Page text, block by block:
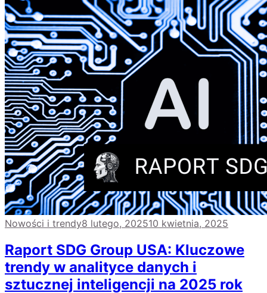
Nowości i trendy8 lutego, 202510 kwietnia, 2025
Raport SDG Group USA: Kluczowe
trendy w analityce danych i
sztucznej inteligencji na 2025 rok